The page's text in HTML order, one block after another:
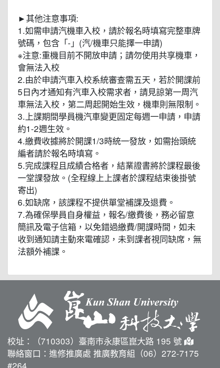
►其他注意事項:
1.如需申請汽機車入校，請於報名時填寫完整車牌
號碼，包含「-」(汽/機車只能擇一申請)
※注意:重機目前不開放申請；請勿使用共享機車，
會無法入校
2.由於申請汽車入校系統審查需五天，若於開課前
5日內才通知有汽車入校需求者，請見諒第一周汽
車無法入校，第二周起開始生效，機車則無限制。
3.上課期間學員機汽車變更固定每週一申請，申請
約1-2週生效。
4.繳費收據將於開課1/3時統一發放，如需抬頭統
編者請於報名時填寫。
5.完成課程且成績合格者，結業證書將於課程最後
一堂課發放。(全程線上上課者於課程結束後掛號
寄出)
6.如缺席，該課程不提供單堂補課及退費。
7.為確保學員自身權益，報名/繳費後，務必留意
簡訊及電子信箱，以免錯過繳費/開課時間，如未
收到通知請主動來電確認，未到課者視同缺席，無
法額外補課。
校址：（710303）臺南市永康區崑大路 195 號
聯絡窗口：進修推廣處 推廣教育組（06）272-7175
#264